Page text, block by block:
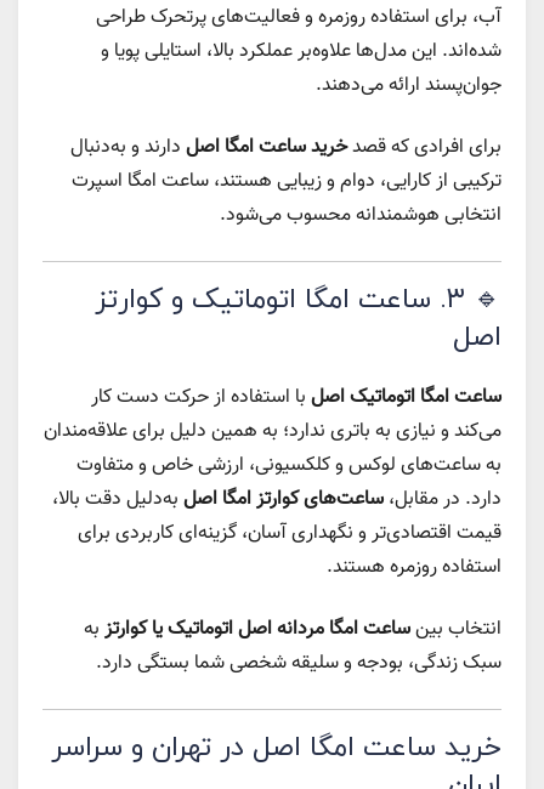
آب، برای استفاده روزمره و فعالیت‌های پرتحرک طراحی
شده‌اند. این مدل‌ها علاوه‌بر عملکرد بالا، استایلی پویا و
جوان‌پسند ارائه می‌دهند.
برای افرادی که قصدخرید ساعت امگا اصل دارند و به‌دنبال
ترکیبی از کارایی، دوام و زیبایی هستند، ساعت امگا اسپرت
انتخابی هوشمندانه محسوب می‌شود.
🔹 ۳. ساعت امگا اتوماتیک و کوارتز
اصل
ساعت امگا اتوماتیک اصل با استفاده از حرکت دست کار
می‌کند و نیازی به باتری ندارد؛ به همین دلیل برای علاقه‌مندان
به ساعت‌های لوکس و کلکسیونی، ارزشی خاص و متفاوت
دارد. در مقابل، ساعت‌های کوارتز امگا اصل به‌دلیل دقت بالا،
قیمت اقتصادی‌تر و نگهداری آسان، گزینه‌ای کاربردی برای
استفاده روزمره هستند.
انتخاب بینساعت امگا مردانه اصل اتوماتیک یا کوارتز به
سبک زندگی، بودجه و سلیقه شخصی شما بستگی دارد.
خرید ساعت امگا اصل در تهران و سراسر